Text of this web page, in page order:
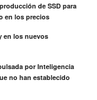
de SSD para
en los precios
en los nuevos
por Inteligencia
no han establecido